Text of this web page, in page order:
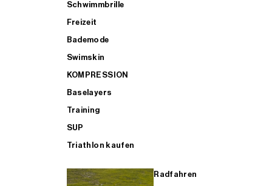
Schwimmbrille
Freizeit
Bademode
Swimskin
KOMPRESSION
Baselayers
Training
SUP
Triathlon kaufen
Radfahren